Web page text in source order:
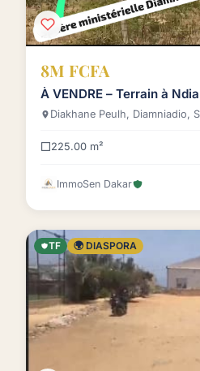
8M FCFA
À VENDRE – Terrain à
Diakhane Peulh, Diamniadio,
225.00 m²
ImmoSen Dakar
TF 🌍 DIASPORA